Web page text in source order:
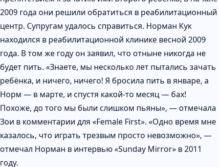
2009 года они решили обратиться в реабилитационный
центр. Супругам удалось справиться. Норман Кук
находился в реабилитационной клинике весной 2009
года. В том же году он заявил, что отныне никогда не
будет пить. «Знаете, мы несколько лет пытались зачать
ребёнка, и ничего, ничего! Я бросила пить в январе, а
Норм — в марте, и спустя какой-то месяц — бах!
Похоже, до того мы были слишком пьяны», — отмечала
Зои в комментарии для «Female First». «Одно время мне
казалось, что играть трезвым просто невозможно», —
отмечал Норман в интервью «Sunday Mirror» в 2011
году.